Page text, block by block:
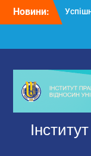
Новини:
081
Річне